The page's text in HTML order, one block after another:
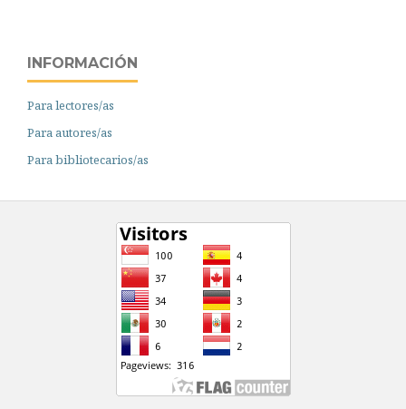
INFORMACIÓN
Para lectores/as
Para autores/as
Para bibliotecarios/as